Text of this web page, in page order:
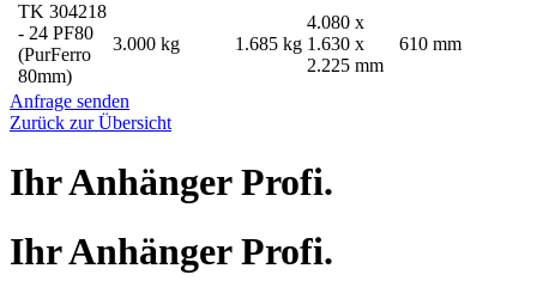
TK 304218
- 24 PF80
(PurFerro
80mm)
3.000 kg 1.685 kg
4.080 x
1.630 x
2.225 mm
610 mm
Anfrage senden
Zurück zur Übersicht
Ihr Anhänger Profi.
Ihr Anhänger Profi.